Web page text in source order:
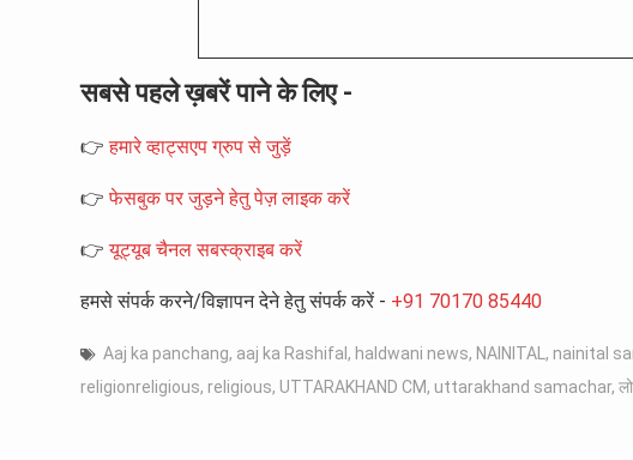
सबसे पहले ख़बरें पाने के लिए -
👉हमारे व्हाट्सएप ग्रुप से जुड़ें
👉फेसबुक पर जुड़ने हेतु पेज़ लाइक करें
👉यूट्यूब चैनल सबस्क्राइब करें
हमसे संपर्क करने/विज्ञापन देने हेतु संपर्क करें - +91 70170 85440
Aaj ka panchang, aaj ka Rashifal , haldwani news, NAINITAL , nainital
religionreligious, religious, UTTARAKHAND CM, uttarakhand samachar,